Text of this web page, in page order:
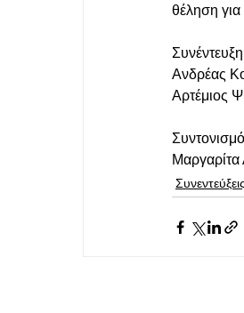
θέληση για
Ανδρέας
Αρτέμιος
Μαργαρίτα
Συνεντεύξεις